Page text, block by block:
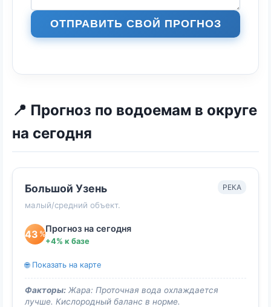
ОТПРАВИТЬ СВОЙ ПРОГНОЗ
📍 Прогноз по водоемам в округе
на сегодня
Большой Узень
малый/средний объект.
РЕКА
43 %
Прогноз на сегодня
+4% к базе
🌐 Показать на карте
Факторы: Жара: Проточная вода охлаждается
лучше. Кислородный баланс в норме.